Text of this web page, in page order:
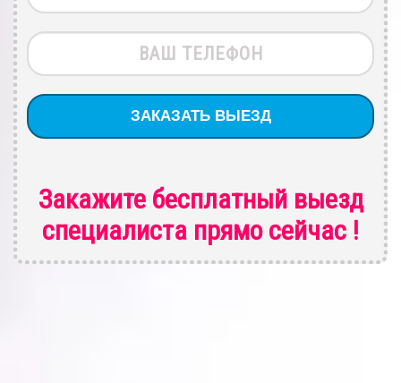
Закажите бесплатный выезд
специалиста прямо сейчас !